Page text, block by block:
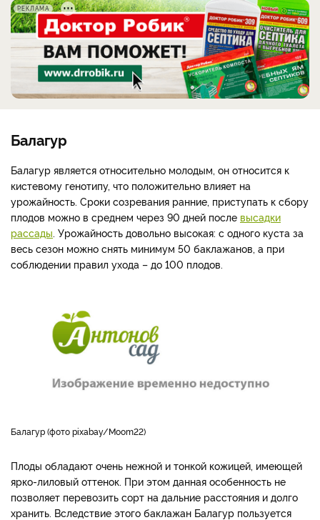
РЕКЛАМА
Балагур
Балагур является относительно молодым, он относится к
кистевому генотипу, что положительно влияет на
урожайность. Сроки созревания ранние, приступать к сбору
плодов можно в среднем через 90 дней после высадки
рассады . Урожайность довольно высокая: с одного куста за
весь сезон можно снять минимум 50 баклажанов, а при
соблюдении правил ухода – до 100 плодов.
Балагур (фото pixabay/Moom22)
Плоды обладают очень нежной и тонкой кожицей, имеющей
ярко-лиловый оттенок. При этом данная особенность не
позволяет перевозить сорт на дальние расстояния и долго
хранить. Вследствие этого баклажан Балагур пользуется